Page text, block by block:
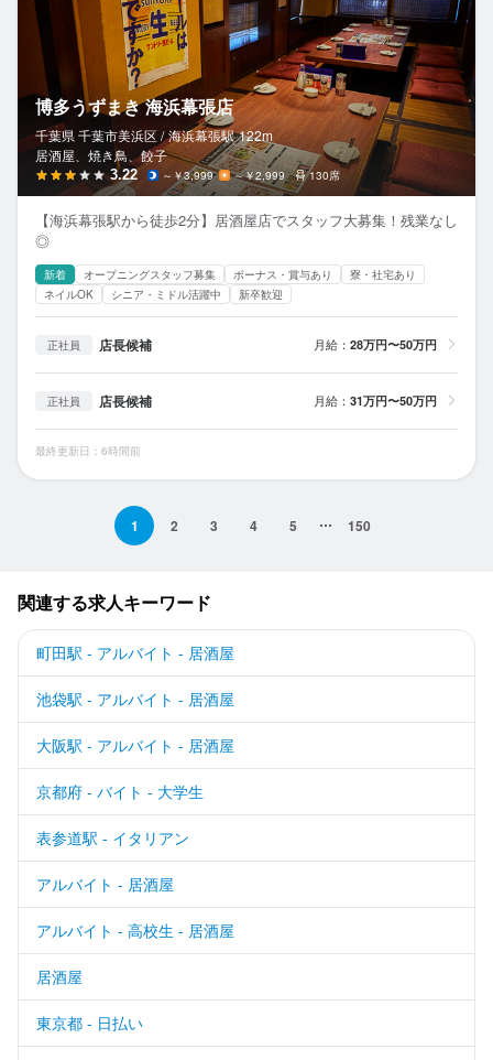
博多うずまき 海浜幕張店
千葉県 千葉市美浜区 / 海浜幕張駅 122m
居酒屋、焼き鳥、餃子
3.22 ～￥3,999 ～￥2,999 130席
【海浜幕張駅から徒歩2分】居酒屋店でスタッフ大募集！残業なし
◎
新着 オープニングスタッフ募集 ボーナス・賞与あり
寮・社宅あり
ネイルOK
シニア・ミドル活躍中 新卒歓迎
正社員 店長候補 月給： 28万円〜50万円
正社員 店長候補 月給： 31万円〜50万円
最終更新日：6時間前
1 2 3 4 5 150
関連する求人キーワード
町田駅 - アルバイト - 居酒屋
池袋駅 - アルバイト - 居酒屋
大阪駅 - アルバイト - 居酒屋
京都府 - バイト - 大学生
表参道駅 - イタリアン
アルバイト - 居酒屋
アルバイト - 高校生 - 居酒屋
居酒屋
東京都 - 日払い